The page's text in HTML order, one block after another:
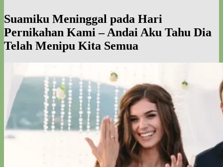
Suamiku Meninggal pada Hari
Pernikahan Kami – Andai Aku Tahu Dia
Telah Menipu Kita Semua